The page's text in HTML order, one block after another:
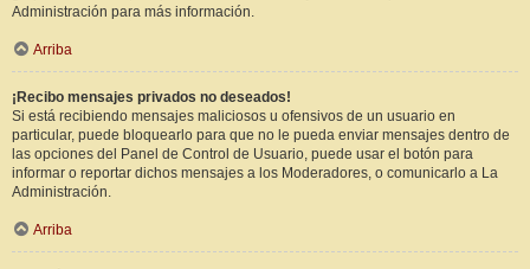
Administración para más información.
Arriba
¡Recibo mensajes privados no deseados!
Si está recibiendo mensajes maliciosos u ofensivos de un usuario en
particular, puede bloquearlo para que no le pueda enviar mensajes dentro de
las opciones del Panel de Control de Usuario, puede usar el botón para
informar o reportar dichos mensajes a los Moderadores, o comunicarlo a La
Administración.
Arriba